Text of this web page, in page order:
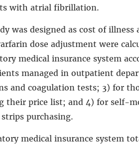
with atrial fibrillation.
was designed as cost of illness
dose adjustment were
medical insurance system
managed in outpatient
and coagulation tests; 3) for
their price list; and 4) for self-
purchasing.
medical insurance system